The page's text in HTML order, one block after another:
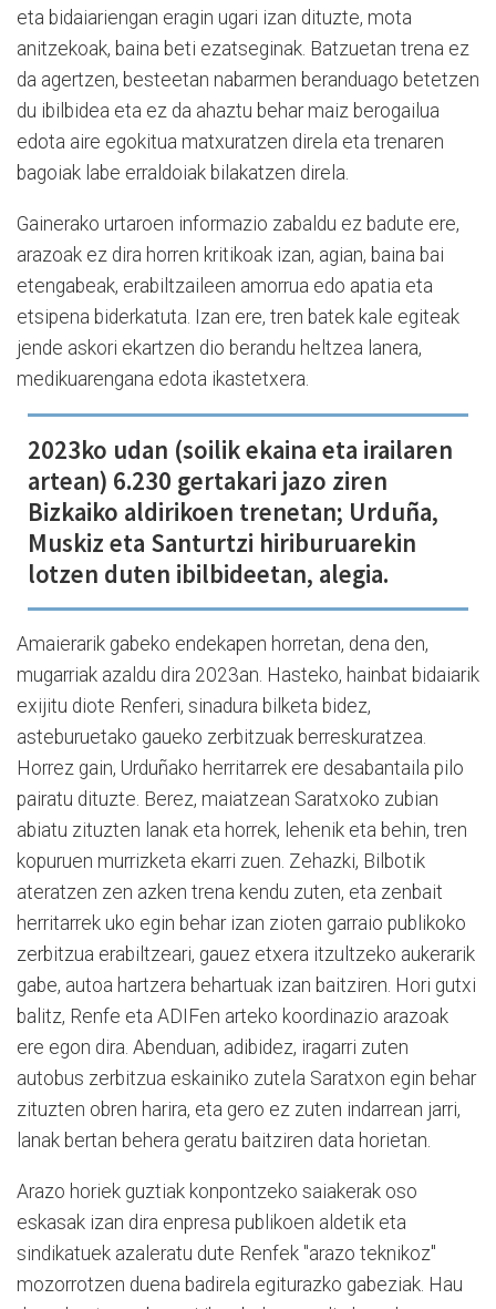
eta bidaiariengan eragin ugari izan dituzte, mota
anitzekoak, baina beti ezatseginak. Batzuetan trena ez
da agertzen, besteetan nabarmen beranduago betetzen
du ibilbidea eta ez da ahaztu behar maiz berogailua
edota aire egokitua matxuratzen direla eta trenaren
bagoiak labe erraldoiak bilakatzen direla.
Gainerako urtaroen informazio zabaldu ez badute ere,
arazoak ez dira horren kritikoak izan, agian, baina bai
etengabeak, erabiltzaileen amorrua edo apatia eta
etsipena biderkatuta. Izan ere, tren batek kale egiteak
jende askori ekartzen dio berandu heltzea lanera,
medikuarengana edota ikastetxera.
2023ko udan (soilik ekaina eta irailaren
artean) 6.230 gertakari jazo ziren
Bizkaiko aldirikoen trenetan; Urduña,
Muskiz eta Santurtzi hiriburuarekin
lotzen duten ibilbideetan, alegia.
Amaierarik gabeko endekapen horretan, dena den,
mugarriak azaldu dira 2023an. Hasteko, hainbat bidaiarik
exijitu diote Renferi, sinadura bilketa bidez,
asteburuetako gaueko zerbitzuak berreskuratzea.
Horrez gain, Urduñako herritarrek ere desabantaila pilo
pairatu dituzte. Berez, maiatzean Saratxoko zubian
abiatu zituzten lanak eta horrek, lehenik eta behin, tren
kopuruen murrizketa ekarri zuen. Zehazki, Bilbotik
ateratzen zen azken trena kendu zuten, eta zenbait
herritarrek uko egin behar izan zioten garraio publikoko
zerbitzua erabiltzeari, gauez etxera itzultzeko aukerarik
gabe, autoa hartzera behartuak izan baitziren. Hori gutxi
balitz, Renfe eta ADIFen arteko koordinazio arazoak
ere egon dira. Abenduan, adibidez, iragarri zuten
autobus zerbitzua eskainiko zutela Saratxon egin behar
zituzten obren harira, eta gero ez zuten indarrean jarri,
lanak bertan behera geratu baitziren data horietan.
Arazo horiek guztiak konpontzeko saiakerak oso
eskasak izan dira enpresa publikoen aldetik eta
sindikatuek azaleratu dute Renfek "arazo teknikoz"
mozorrotzen duena badirela egiturazko gabeziak. Hau